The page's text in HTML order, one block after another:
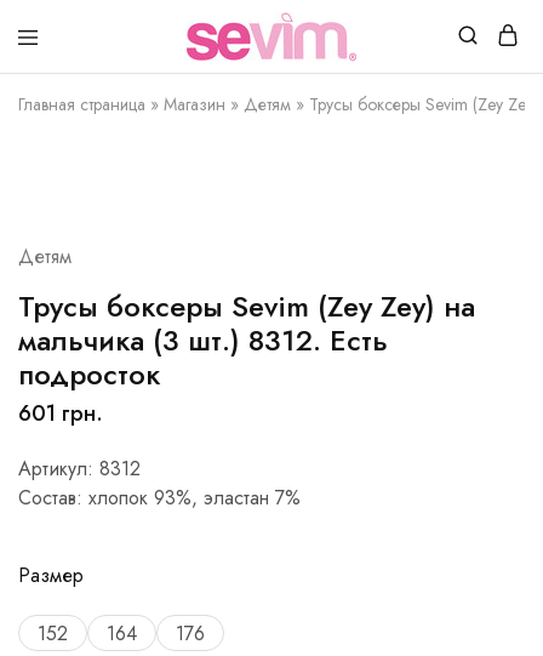
Sevim.in.ua
Интернет
белья
Главная страница » Магазин » Детям » Трусы боксеры Sevim (Zey
Детям
Трусы боксеры Sevim (Zey Zey) на
мальчика (3 шт.) 8312. Есть
подросток
601 грн.
Артикул: 8312
Состав: хлопок 93%, эластан 7%
Размер
152 164 176